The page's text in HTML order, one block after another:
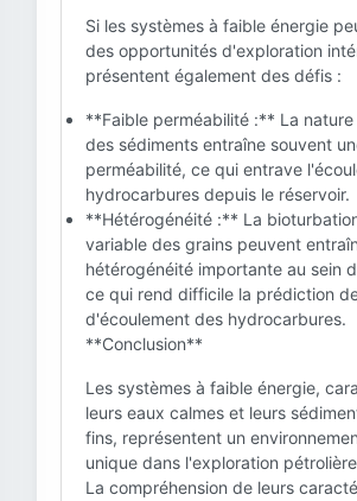
Si les systèmes à faible énergie
des opportunités d'exploration
présentent également des défis :
**Faible perméabilité :** La
des sédiments entraîne souvent
perméabilité, ce qui entrave
hydrocarbures depuis le réservoir.
**Hétérogénéité :** La
variable des grains peuvent
hétérogénéité importante au sein
ce qui rend difficile la prédiction
d'écoulement des hydrocarbures.
**Conclusion**
Les systèmes à faible énergie,
leurs eaux calmes et leurs
fins, représentent un
unique dans l'exploration
La compréhension de leurs